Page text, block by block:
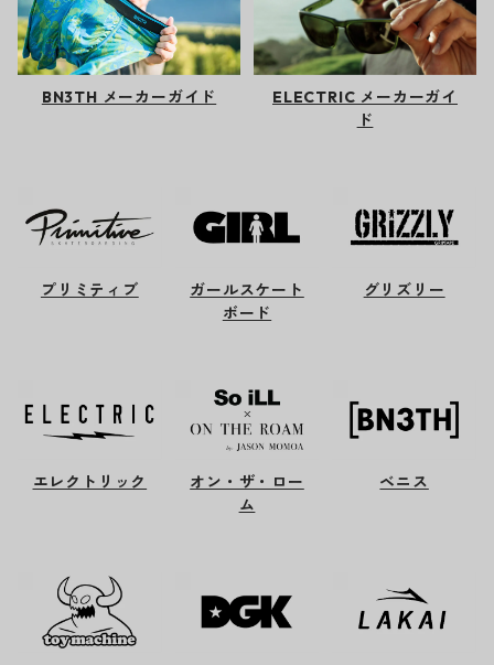
BN3TH メーカーガイド
ELECTRIC メーカーガイ
ド
プリミティブ
ガールスケート
ボード
グリズリー
エレクトリック
オン・ザ・ロー
ム
ベニス